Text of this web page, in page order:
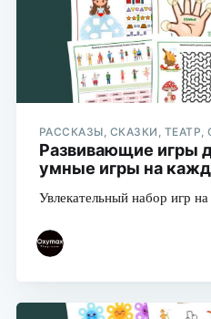
РАССКАЗЫ, СКАЗКИ, ТЕАТР,
Развивающие игры
умные игры на
Увлекательный набор игр